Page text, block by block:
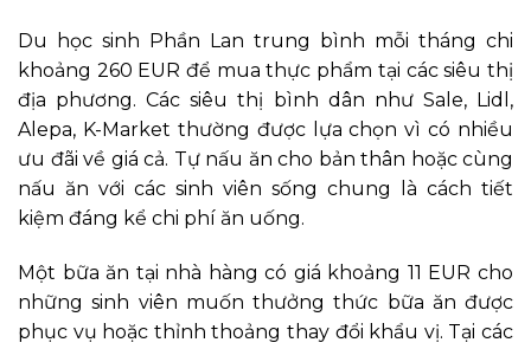
Du học sinh Phần Lan trung bình mỗi tháng chi
khoảng 260 EUR để mua thực phẩm tại các siêu thị
địa phương. Các siêu thị bình dân như Sale, Lidl,
Alepa, K-Market thường được lựa chọn vì có nhiều
ưu đãi về giá cả. Tự nấu ăn cho bản thân hoặc cùng
nấu ăn với các sinh viên sống chung là cách tiết
kiệm đáng kể chi phí ăn uống.
Một bữa ăn tại nhà hàng có giá khoảng 11 EUR cho
những sinh viên muốn thưởng thức bữa ăn được
phục vụ hoặc thỉnh thoảng thay đổi khẩu vị. Tại các